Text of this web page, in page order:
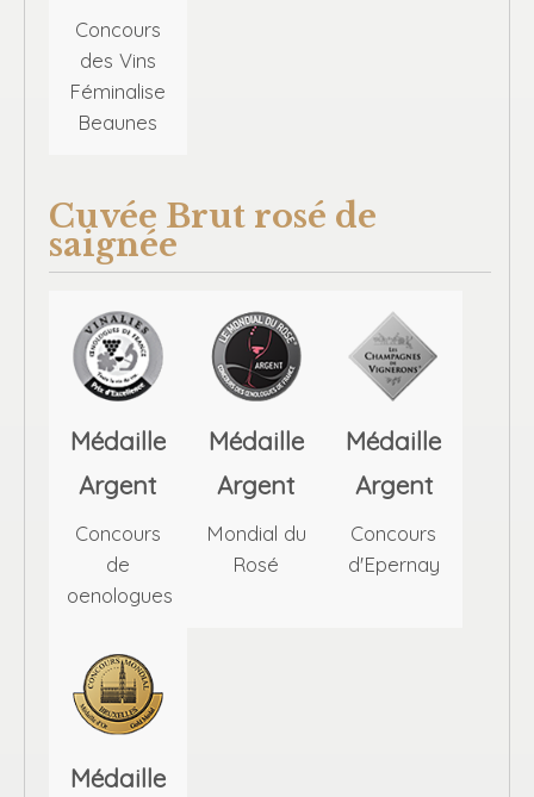
Concours
des Vins
Féminalise
Beaunes
Cuvée Brut rosé de
saignée
Médaille
Argent
Concours
de
oenologues
Médaille
Argent
Mondial du
Rosé
Médaille
Argent
Concours
d'Epernay
Médaille